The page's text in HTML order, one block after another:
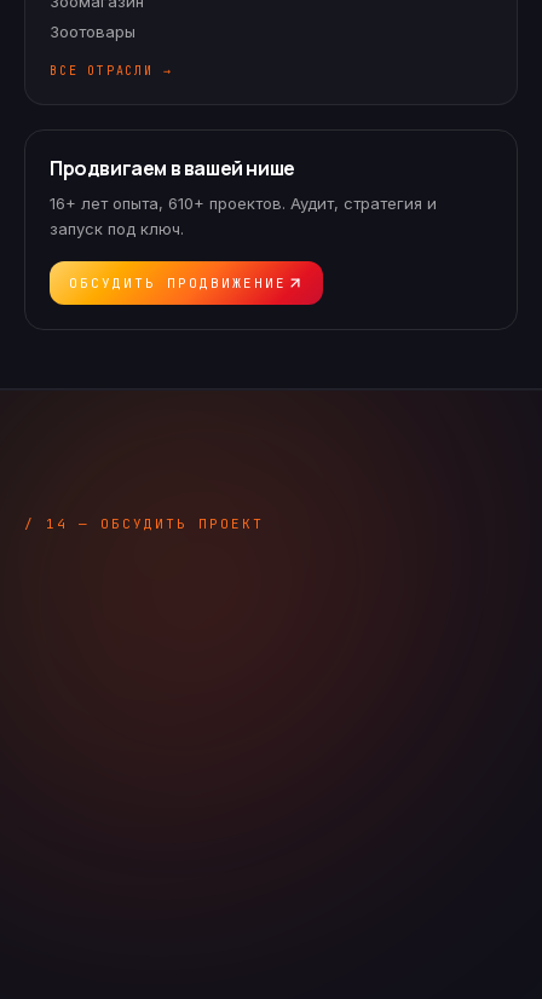
Зоотовары
ВСЕ ОТРАСЛИ →
Продвигаем в вашей нише
16+ лет опыта, 610+ проектов. Аудит, стратегия и
запуск под ключ.
ОБСУДИТЬ ПРОДВИЖЕНИЕ
/ 14 — ОБСУДИТЬ ПРОЕКТ